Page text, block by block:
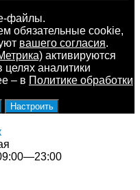
файлы.
обязательные cookie,
вашего согласия.
активируются
целях аналитики
– в Политике обработки
Настроить